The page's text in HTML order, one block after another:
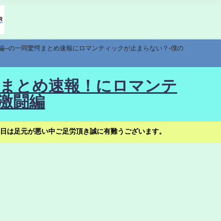
の一同驚愕まとめ速報にロマンティックが止まらない？-僕の
とめ速報！にロマンテ
闘編
足元が悪い中ご足労頂き誠に有難うございます。